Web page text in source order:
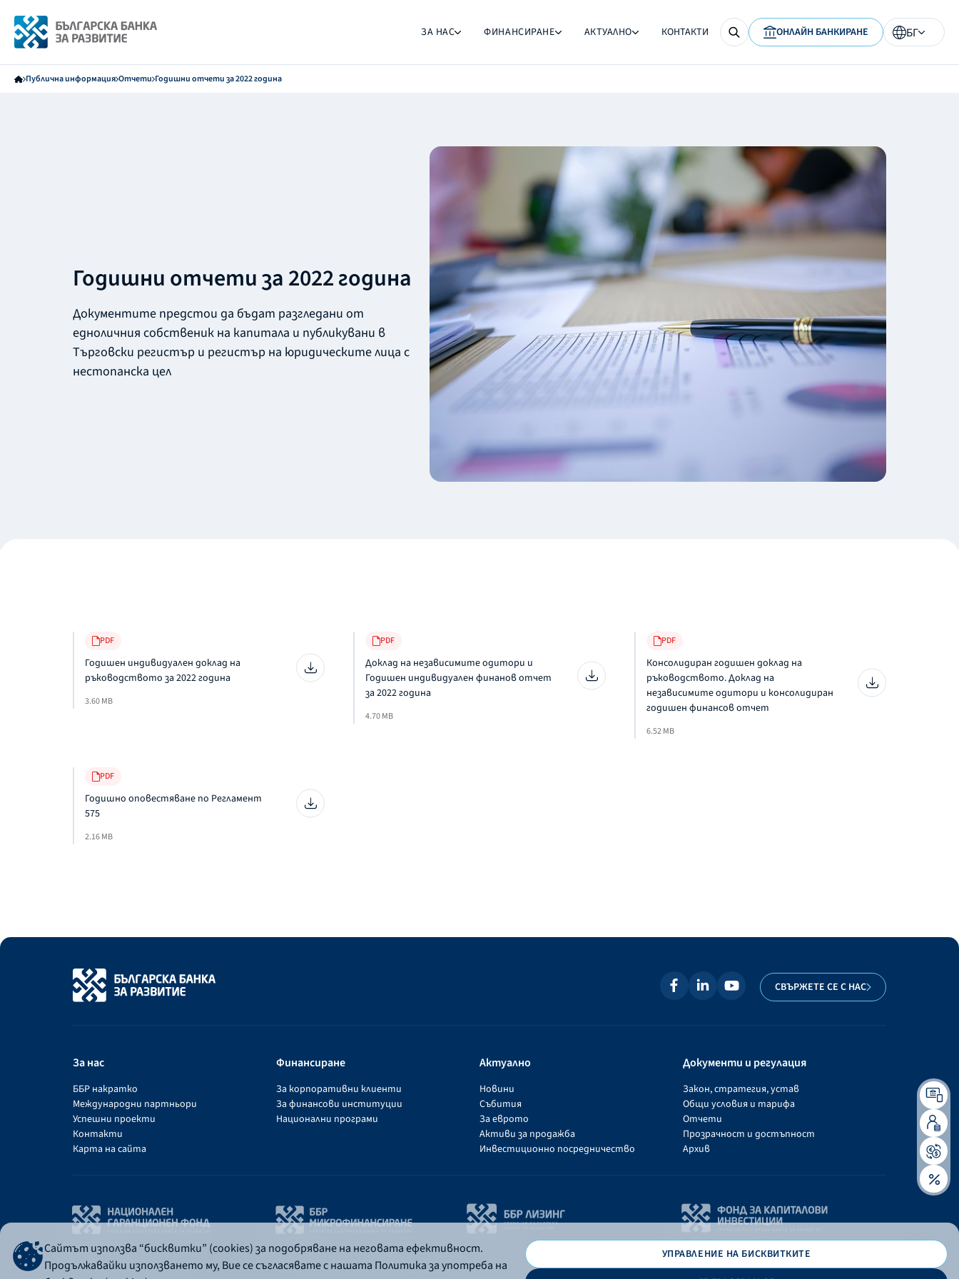
ЗА НАС ФИНАНСИРАНЕ АКТУАЛНО КОНТАКТИ ОНЛАЙН БАНКИРАНЕ БГ
Публична информация Отчети Годишни отчети за 2022 година
Годишни отчети за 2022 година
Документите предстои да бъдат разгледани от
едноличния собственик на капитала и публикувани в
Търговски регистър и регистър на юридическите лица с
нестопанска цел
PDF
Годишен индивидуален доклад на
ръководството за 2022 година
3.60 MB
PDF
Доклад на независимите одитори и
Годишен индивидуален финанов отчет
за 2022 година
4.70 MB
PDF
Консолидиран годишен доклад на
ръководството. Доклад на
независимите одитори и консолидиран
годишен финансов отчет
6.52 MB
PDF
Годишно оповестяване по Регламент
575
2.16 MB
СВЪРЖЕТЕ СЕ С НАС
За нас
ББР накратко
Международни партньори
Успешни проекти
Контакти
Карта на сайта
Финансиране
За корпоративни клиенти
За финансови институции
Национални програми
Актуално
Новини
Събития
За еврото
Активи за продажба
Инвестиционно посредничество
Документи и регулация
Закон, стратегия, устав
Общи условия и тарифа
Отчети
Прозрачност и достъпност
Архив
Сайтът използва “бисквитки” (cookies) за подобряване на неговата ефективност.
Продължавайки използването му, Вие се съгласявате с нашата Политика за употреба на
УПРАВЛЕНИЕ НА БИСКВИТКИТЕ